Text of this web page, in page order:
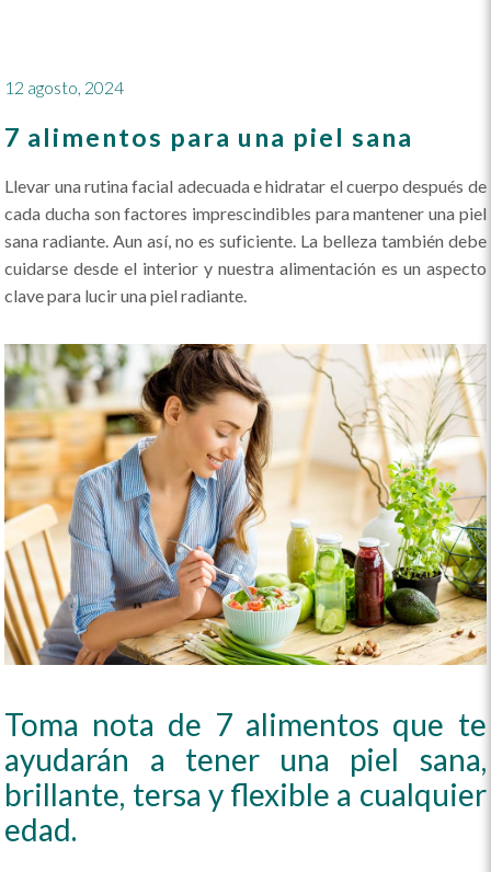
12 agosto, 2024
7 alimentos para una piel sana
Llevar una rutina facial adecuada e hidratar el cuerpo después de
cada ducha son factores imprescindibles para mantener una piel
sana radiante. Aun así, no es suficiente. La belleza también debe
cuidarse desde el interior y nuestra alimentación es un aspecto
clave para lucir una piel radiante.
Toma nota de 7 alimentos que te
ayudarán a tener una piel sana,
brillante, tersa y flexible a cualquier
edad.